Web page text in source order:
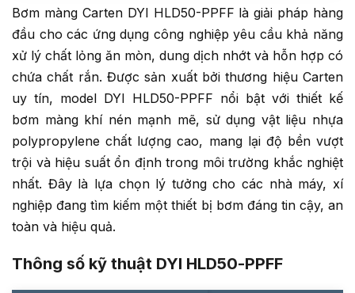
Bơm màng Carten DYI HLD50-PPFF là giải pháp hàng
đầu cho các ứng dụng công nghiệp yêu cầu khả năng
xử lý chất lỏng ăn mòn, dung dịch nhớt và hỗn hợp có
chứa chất rắn. Được sản xuất bởi thương hiệu Carten
uy tín, model DYI HLD50-PPFF nổi bật với thiết kế
bơm màng khí nén mạnh mẽ, sử dụng vật liệu nhựa
polypropylene chất lượng cao, mang lại độ bền vượt
trội và hiệu suất ổn định trong môi trường khắc nghiệt
nhất. Đây là lựa chọn lý tưởng cho các nhà máy, xí
nghiệp đang tìm kiếm một thiết bị bơm đáng tin cậy, an
toàn và hiệu quả.
Thông số kỹ thuật DYI HLD50-PPFF